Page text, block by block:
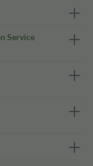
Service